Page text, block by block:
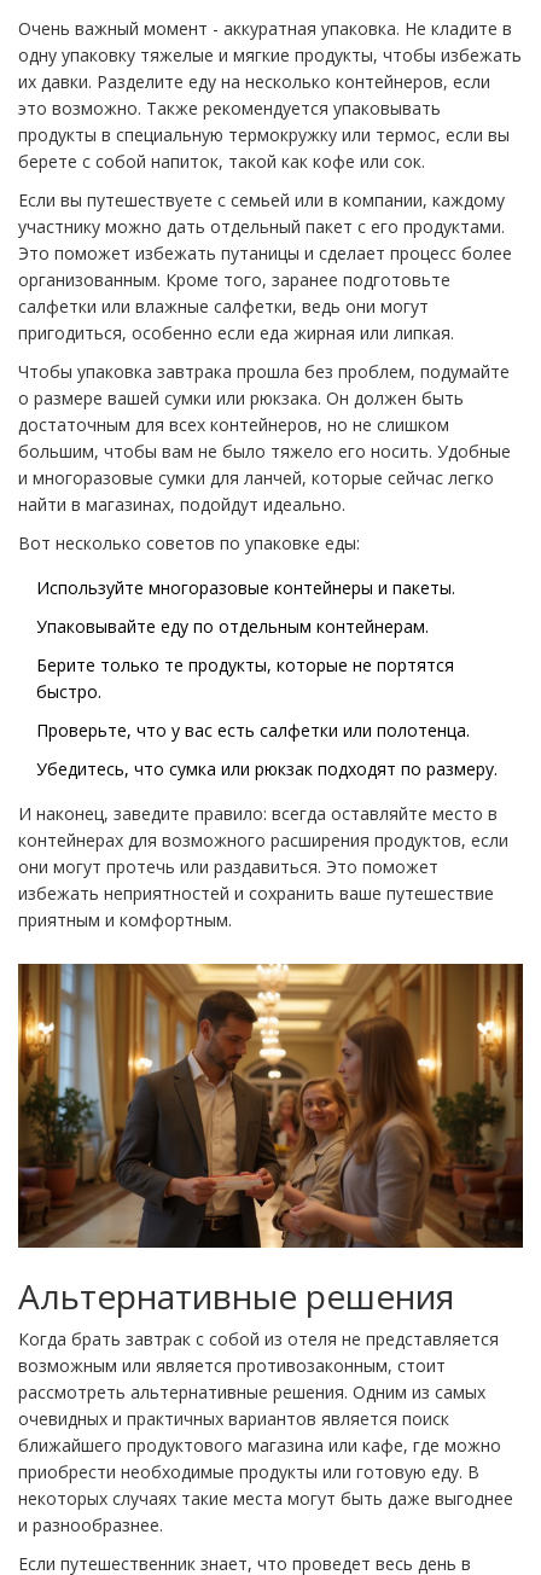
Очень важный момент - аккуратная упаковка. Не кладите в
одну упаковку тяжелые и мягкие продукты, чтобы избежать
их давки. Разделите еду на несколько контейнеров, если
это возможно. Также рекомендуется упаковывать
продукты в специальную термокружку или термос, если вы
берете с собой напиток, такой как кофе или сок.
Если вы путешествуете с семьей или в компании, каждому
участнику можно дать отдельный пакет с его продуктами.
Это поможет избежать путаницы и сделает процесс более
организованным. Кроме того, заранее подготовьте
салфетки или влажные салфетки, ведь они могут
пригодиться, особенно если еда жирная или липкая.
Чтобы упаковка завтрака прошла без проблем, подумайте
о размере вашей сумки или рюкзака. Он должен быть
достаточным для всех контейнеров, но не слишком
большим, чтобы вам не было тяжело его носить. Удобные
и многоразовые сумки для ланчей, которые сейчас легко
найти в магазинах, подойдут идеально.
Вот несколько советов по упаковке еды:
Используйте многоразовые контейнеры и пакеты.
Упаковывайте еду по отдельным контейнерам.
Берите только те продукты, которые не портятся
быстро.
Проверьте, что у вас есть салфетки или полотенца.
Убедитесь, что сумка или рюкзак подходят по размеру.
И наконец, заведите правило: всегда оставляйте место в
контейнерах для возможного расширения продуктов, если
они могут протечь или раздавиться. Это поможет
избежать неприятностей и сохранить ваше путешествие
приятным и комфортным.
Альтернативные решения
Когда брать завтрак с собой из отеля не представляется
возможным или является противозаконным, стоит
рассмотреть альтернативные решения. Одним из самых
очевидных и практичных вариантов является поиск
ближайшего продуктового магазина или кафе, где можно
приобрести необходимые продукты или готовую еду. В
некоторых случаях такие места могут быть даже выгоднее
и разнообразнее.
Если путешественник знает, что проведет весь день в